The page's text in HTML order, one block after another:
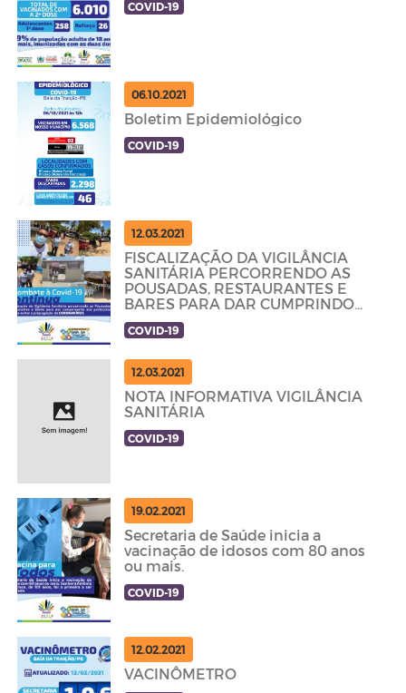
COVID-19
06.10.2021
Boletim Epidemiológico
COVID-19
12.03.2021
FISCALIZAÇÃO DA VIGILÂNCIA
SANITÁRIA PERCORRENDO AS
POUSADAS, RESTAURANTES E
BARES PARA DAR CUMPRINDO
OS PROTOCOLOS
COVID-19
12.03.2021
NOTA INFORMATIVA VIGILÂNCIA
SANITÁRIA
COVID-19
19.02.2021
Secretaria de Saúde inicia a
vacinação de idosos com 80 anos
ou mais.
COVID-19
12.02.2021
VACINÔMETRO